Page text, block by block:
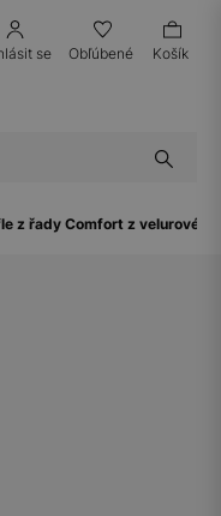
se Obľúbené Košík
z řady Comfort z velurové